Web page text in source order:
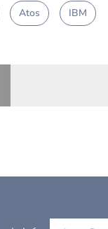
Atos IBM